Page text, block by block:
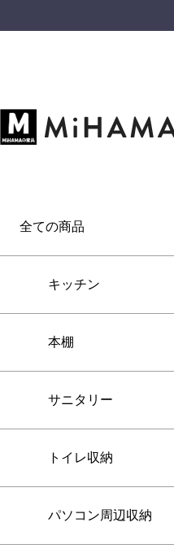
全ての商品
キッチン
本棚
サニタリー
トイレ収納
パソコン周辺収納